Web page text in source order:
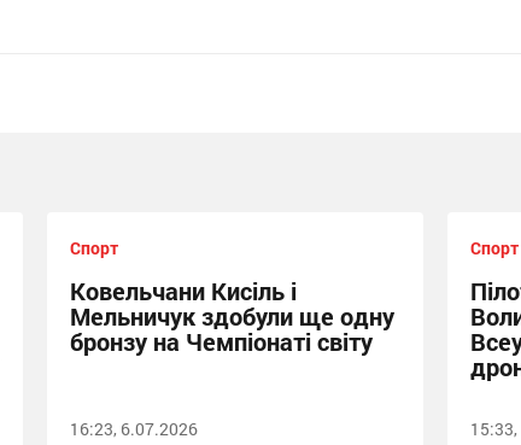
Спорт
Ковельчани Кисіль і
Мельничук здобули ще одну
бронзу на Чемпіонаті світу
16:23, 6.07.2026
Спорт